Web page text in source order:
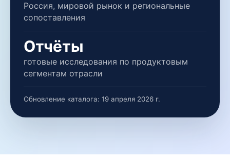
Россия, мировой рынок и региональные
сопоставления
Отчёты
готовые исследования по продуктовым
сегментам отрасли
Обновление каталога: 19 апреля 2026 г.